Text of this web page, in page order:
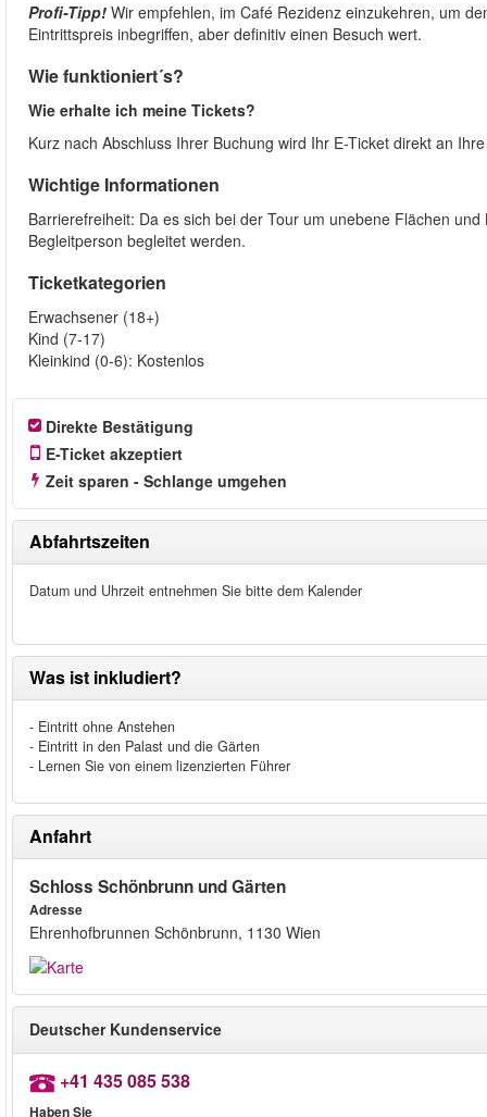
Profi-Tipp! Wir empfehlen, im Café Rezidenz einzukehren, um
Eintrittspreis inbegriffen, aber definitiv einen Besuch wert.
Wie funktioniert´s?
Wie erhalte ich meine Tickets?
Kurz nach Abschluss Ihrer Buchung wird Ihr E-Ticket direkt an
Wichtige Informationen
Barrierefreiheit: Da es sich bei der Tour um unebene Flächen
Begleitperson begleitet werden.
Ticketkategorien
Erwachsener (18+)
Kind (7-17)
Kleinkind (0-6): Kostenlos
Direkte Bestätigung
E-Ticket akzeptiert
Zeit sparen - Schlange umgehen
Abfahrtszeiten
Datum und Uhrzeit entnehmen Sie bitte dem Kalender
Was ist inkludiert?
- Eintritt ohne Anstehen
- Eintritt in den Palast und die Gärten
- Lernen Sie von einem lizenzierten Führer
Anfahrt
Schloss Schönbrunn und Gärten
Adresse
Ehrenhofbrunnen Schönbrunn, 1130 Wien
Deutscher Kundenservice
+41 435 085 538
Haben Sie